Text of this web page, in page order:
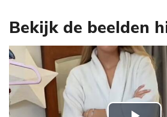
Bekijk de beelden